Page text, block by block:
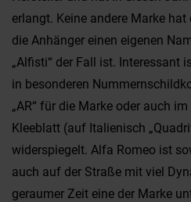
erlangt. Keine andere Marke
die Anhänger einen eigenen
„Alfisti“ der Fall ist. Interessant
in besonderen
„AR“ für die Marke oder auch
Kleeblatt (auf Italienisch
widerspiegelt. Alfa Romeo ist
auch auf der Straße mit viel
geraumer Zeit eine der Marke